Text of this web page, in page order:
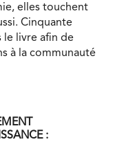
elles touchent
Cinquante
le livre afin de
à la communauté
: